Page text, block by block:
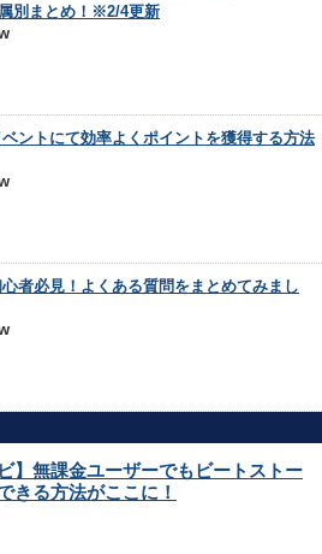
別まとめ！※2/4更新
ントにて効率よくポイントを獲得する方法
者必見！よくある質問をまとめてみまし
ビ】無課金ユーザーでもビートストー
きる方法がここに！